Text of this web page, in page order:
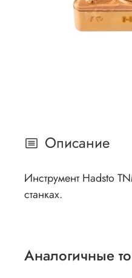
Описание
Инструмент Hadsto
станках.
Аналогичные